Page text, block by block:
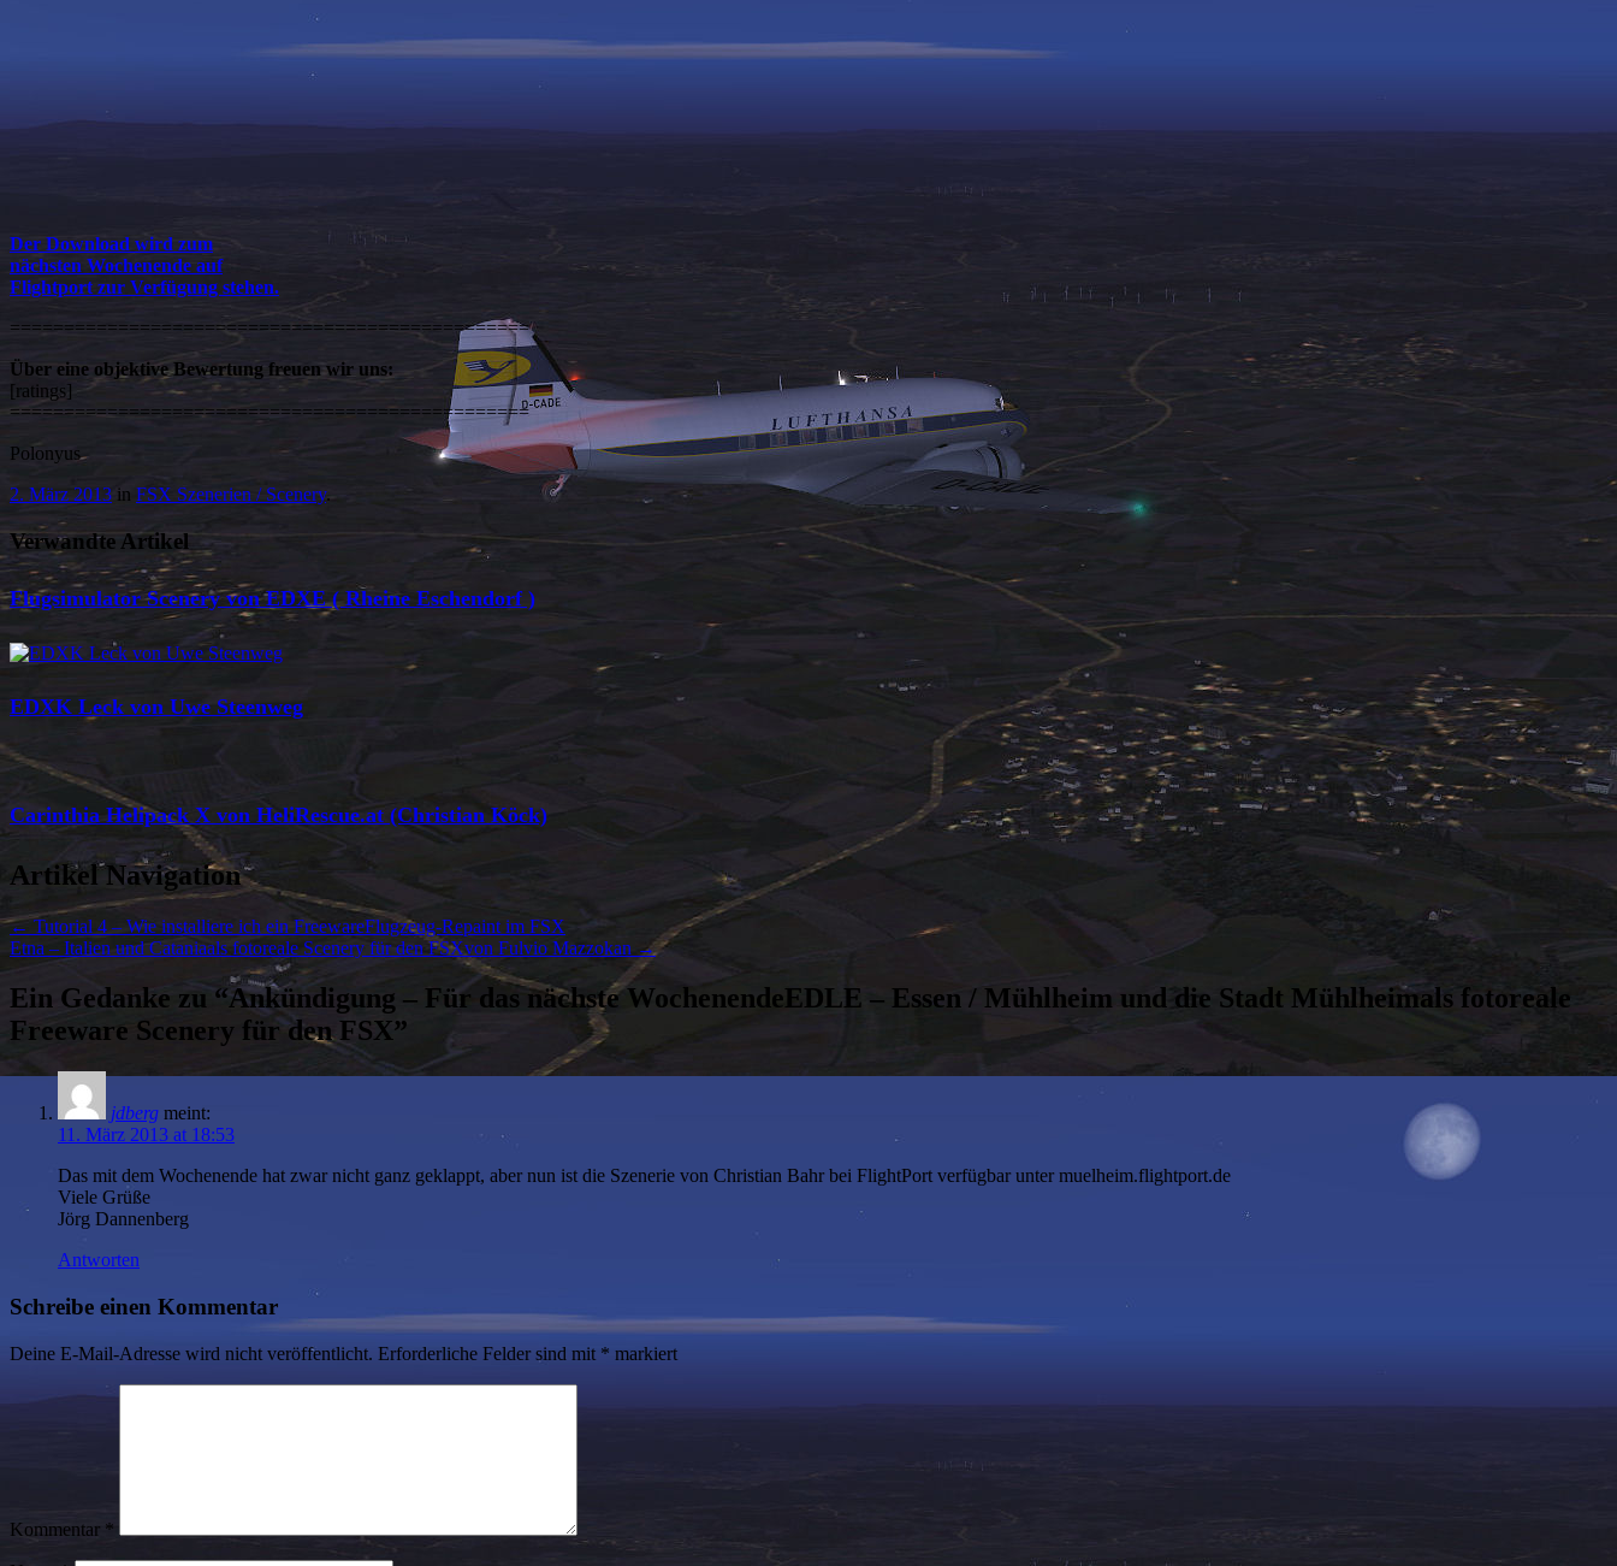
Der Download wird zum
nächsten Wochenende auf
Flightport zur Verfügung stehen.
================================================
Über eine objektive Bewertung freuen wir uns:
[ratings]
================================================
Polonyus
2. März 2013 in FSX Szenerien / Scenery.
Verwandte Artikel
Flugsimulator Scenery von EDXE ( Rheine Eschendorf )
EDXK Leck von Uwe Steenweg
Carinthia Helipack X von HeliRescue.at (Christian Köck)
Artikel Navigation
← Tutorial 4 – Wie installiere ich ein FreewareFlugzeug-Repaint im FSX
Etna – Italien und Cataniaals fotoreale Scenery für den FSXvon Fulvio Mazzokan →
Ein Gedanke zu “Ankündigung – Für das nächste WochenendeEDLE – Essen / Mühlheim und die Stadt Mühlheimals fotoreale
Freeware Scenery für den FSX”
jdberg meint:
11. März 2013 at 18:53
Das mit dem Wochenende hat zwar nicht ganz geklappt, aber nun ist die Szenerie von Christian Bahr bei FlightPort verfügbar unter muelheim.flightport.de
Viele Grüße
Jörg Dannenberg
Antworten
Schreibe einen Kommentar
Deine E-Mail-Adresse wird nicht veröffentlicht. Erforderliche Felder sind mit * markiert
Kommentar *